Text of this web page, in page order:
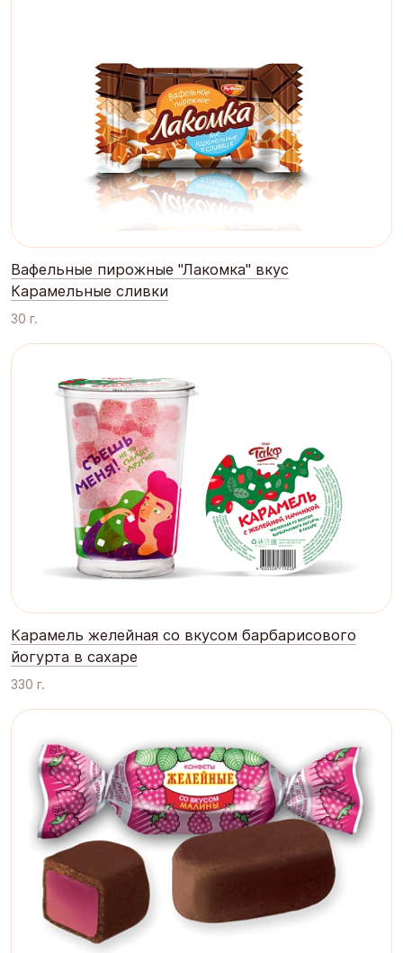
Вафельные пирожные "Лакомка" вкус
Карамельные сливки
30 г.
Карамель желейная со вкусом барбарисового
йогурта в сахаре
330 г.